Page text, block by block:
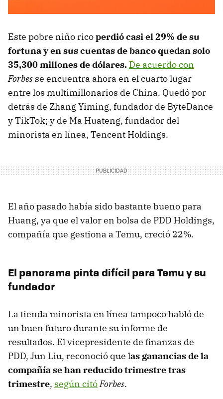
Este pobre niño ricoperdió casi el 29% de su
fortuna y en sus cuentas de banco quedan solo
35,300 millones de dólares. De acuerdo con
Forbes se encuentra ahora en el cuarto lugar
entre los multimillonarios de China. Quedó por
detrás de Zhang Yiming, fundador de ByteDance
y TikTok; y de Ma Huateng, fundador del
minorista en línea, Tencent Holdings.
El año pasado había sido bastante bueno para
Huang, ya que el valor en bolsa de PDD Holdings,
compañía que gestiona a Temu, creció 22%.
El panorama pinta difícil para Temu y su
fundador
La tienda minorista en línea tampoco habló de
un buen futuro durante su informe de
resultados. El vicepresidente de finanzas de
PDD, Jun Liu, reconoció que las ganancias de la
compañía se han reducido trimestre tras
trimestre, según citóForbes.